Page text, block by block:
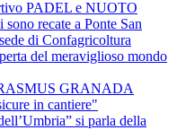
PADEL e NUOTO
recate a Ponte San
di Confagricoltura
del meraviglioso mondo
GRANADA
in cantiere"
si parla della